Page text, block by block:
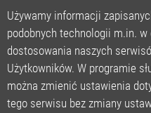
STRONA GŁÓWNA
O NAS
POLITYKA PRYWATNOŚCI
REGULAMIN
Używamy informacji
podobnych technologii m.in.
dostosowania naszych
Użytkowników. W programie
można zmienić ustawienia
tego serwisu bez zmiany